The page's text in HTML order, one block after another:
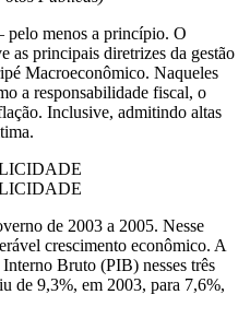
menos a princípio. O
as principais diretrizes da gestão
Macroeconômico. Naqueles
a responsabilidade fiscal, o
Inclusive, admitindo altas
de 2003 a 2005. Nesse
crescimento econômico. A
Bruto (PIB) nesses três
de 9,3%, em 2003, para 7,6%,